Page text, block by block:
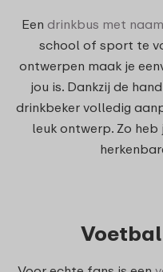
Een drinkbus met naam
school of sport te
ontwerpen maak je
jou is. Dankzij de
drinkbeker volledig
leuk ontwerp. Zo